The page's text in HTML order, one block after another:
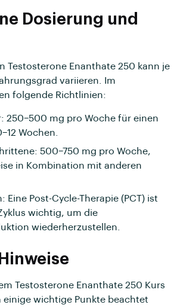
Dosierung und
Testosterone Enanthate 250 kann je
variieren. Im
folgende Richtlinien:
250–500 mg pro Woche für einen
Wochen.
500–750 mg pro Woche,
in Kombination mit anderen
Eine Post-Cycle-Therapie (PCT) ist
wichtig, um die
wiederherzustellen.
Testosterone Enanthate 250 Kurs
einige wichtige Punkte beachtet